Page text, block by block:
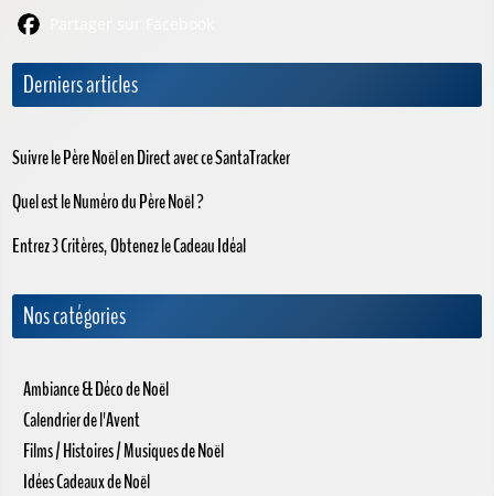
Derniers articles
Suivre le Père Noël en Direct avec ce SantaTracker
Quel est le Numéro du Père Noël ?
Entrez 3 Critères, Obtenez le Cadeau Idéal
Nos catégories
Ambiance & Déco de Noël
Calendrier de l'Avent
Films / Histoires / Musiques de Noël
Idées Cadeaux de Noël